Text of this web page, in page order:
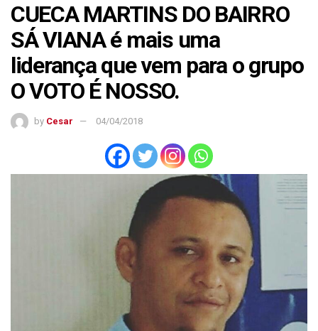
CUECA MARTINS DO BAIRRO
SÁ VIANA é mais uma
liderança que vem para o grupo
O VOTO É NOSSO.
by Cesar 04/04/2018